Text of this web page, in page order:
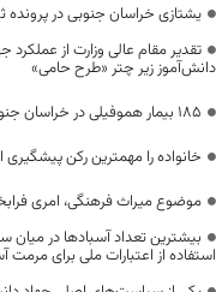
یشتازی خراسان جنوبی در پرونده
دانش‌آموز زیر چتر «طرح حامی»
۱۸۵ بیمار هموفیلی در خراسان جنوبی تحت پوشش خدمات بیمه سلامت قرار دارند
خانواده را مهمترین رکن
موضوع میراث فرهنگی، امری
بیشترین تعداد آسبادها در
استفاده از اعتبارات ملی برای مرمت